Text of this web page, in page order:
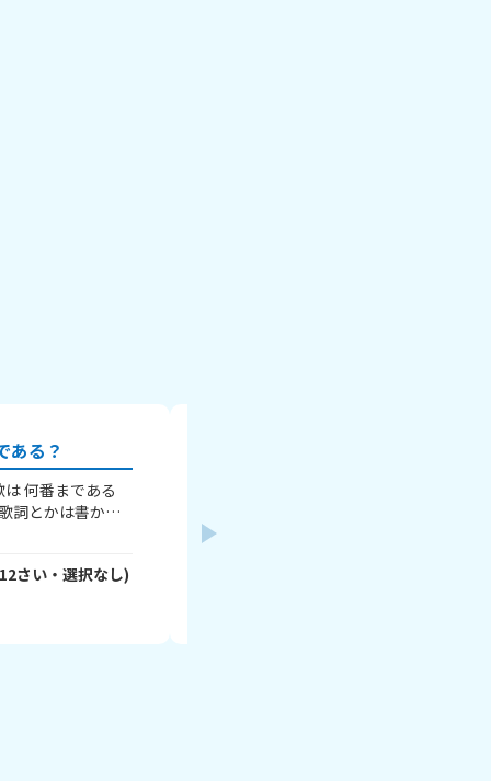
ある？
12さい・選択なし)
体、学校全体をまとめる委員会っていう